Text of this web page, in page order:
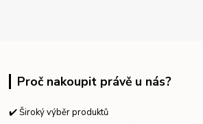
Proč nakoupit právě u nás?
✔️ Široký výběr produktů